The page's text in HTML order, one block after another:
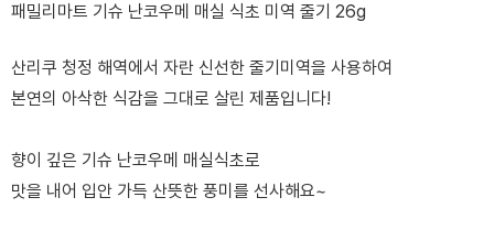
패밀리마트 기슈 난코우메 매실 식초 미역 줄기 26g
산리쿠 청정 해역에서 자란 신선한 줄기미역을 사용하여
본연의 아삭한 식감을 그대로 살린 제품입니다!
향이 깊은 기슈 난코우메 매실식초로
맛을 내어 입안 가득 산뜻한 풍미를 선사해요~